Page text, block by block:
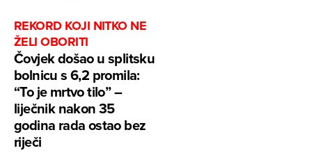
REKORD KOJI NITKO NE
ŽELI OBORITI
Čovjek došao u splitsku
bolnicu s 6,2 promila:
“To je mrtvo tilo” –
liječnik nakon 35
godina rada ostao bez
riječi